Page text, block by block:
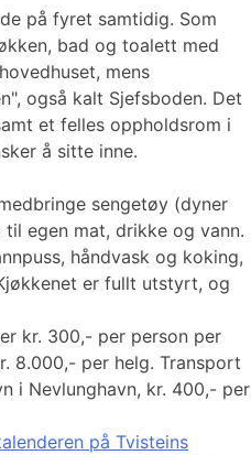
på fyret samtidig. Som
bad og toalett med
mens
også kalt Sjefsboden. Det
et felles oppholdsrom i
å sitte inne.
sengetøy (dyner
egen mat, drikke og vann.
håndvask og koking,
er fullt utstyrt, og
kr. 300,- per person per
8.000,- per helg. Transport
i Nevlunghavn, kr. 400,- per
på Tvisteins